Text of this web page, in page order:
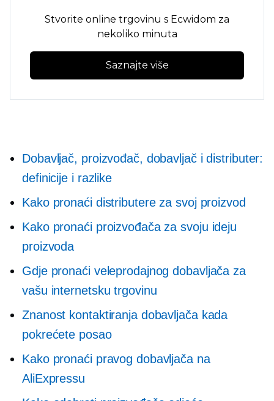
Stvorite online trgovinu s Ecwidom za
nekoliko minuta
Saznajte više
Dobavljač, proizvođač, dobavljač i distributer:
definicije i razlike
Kako pronaći distributere za svoj proizvod
Kako pronaći proizvođača za svoju ideju
proizvoda
Gdje pronaći veleprodajnog dobavljača za
vašu internetsku trgovinu
Znanost kontaktiranja dobavljača kada
pokrećete posao
Kako pronaći pravog dobavljača na
AliExpressu